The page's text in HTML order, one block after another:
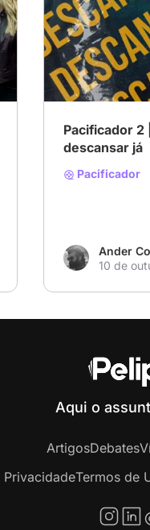
Pacificador 2
descansar já
Pacificador
Ander
10 de
Aqui o
ArtigosDebates
Termos de